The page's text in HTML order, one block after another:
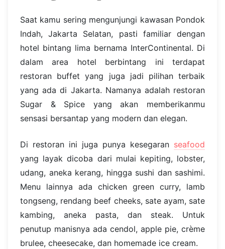
Saat kamu sering mengunjungi kawasan Pondok
Indah, Jakarta Selatan, pasti familiar dengan
hotel bintang lima bernama InterContinental. Di
dalam area hotel berbintang ini terdapat
restoran buffet yang juga jadi pilihan terbaik
yang ada di Jakarta. Namanya adalah restoran
Sugar & Spice yang akan memberikanmu
sensasi bersantap yang modern dan elegan.
Di restoran ini juga punya kesegaran seafood
yang layak dicoba dari mulai kepiting, lobster,
udang, aneka kerang, hingga sushi dan sashimi.
Menu lainnya ada chicken green curry, lamb
tongseng, rendang beef cheeks, sate ayam, sate
kambing, aneka pasta, dan steak. Untuk
penutup manisnya ada cendol, apple pie, crème
brulee, cheesecake, dan homemade ice cream.